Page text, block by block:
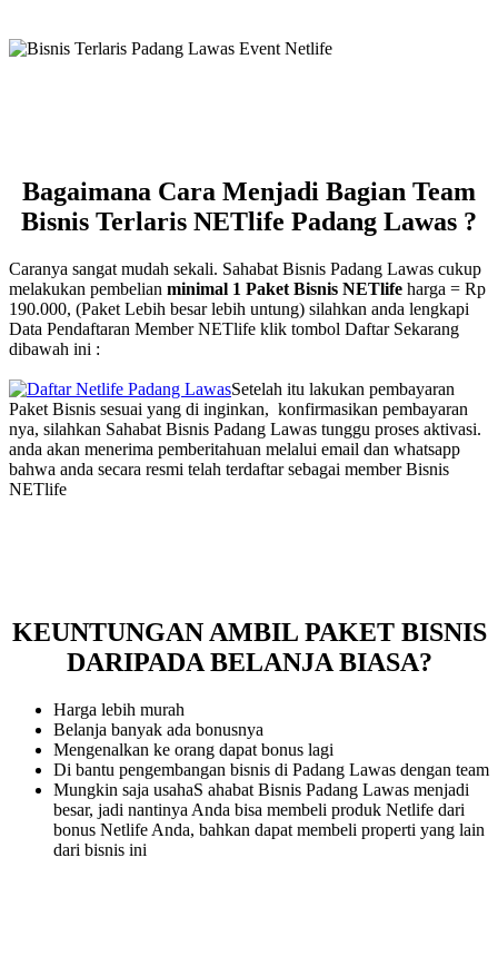
Bagaimana Cara Menjadi Bagian Team
Bisnis Terlaris NETlife Padang Lawas ?
Caranya sangat mudah sekali. Sahabat Bisnis Padang Lawas cukup
melakukan pembelian minimal 1 Paket Bisnis NETlife harga = Rp
190.000, (Paket Lebih besar lebih untung) silahkan anda lengkapi
Data Pendaftaran Member NETlife klik tombol Daftar Sekarang
dibawah ini :
Setelah itu lakukan pembayaran
Paket Bisnis sesuai yang di inginkan, konfirmasikan pembayaran
nya, silahkan Sahabat Bisnis Padang Lawas tunggu proses aktivasi.
anda akan menerima pemberitahuan melalui email dan whatsapp
bahwa anda secara resmi telah terdaftar sebagai member Bisnis
NETlife
KEUNTUNGAN AMBIL PAKET BISNIS
DARIPADA BELANJA BIASA?
Harga lebih murah
Belanja banyak ada bonusnya
Mengenalkan ke orang dapat bonus lagi
Di bantu pengembangan bisnis di Padang Lawas dengan team
Mungkin saja usahaS ahabat Bisnis Padang Lawas menjadi
besar, jadi nantinya Anda bisa membeli produk Netlife dari
bonus Netlife Anda, bahkan dapat membeli properti yang lain
dari bisnis ini